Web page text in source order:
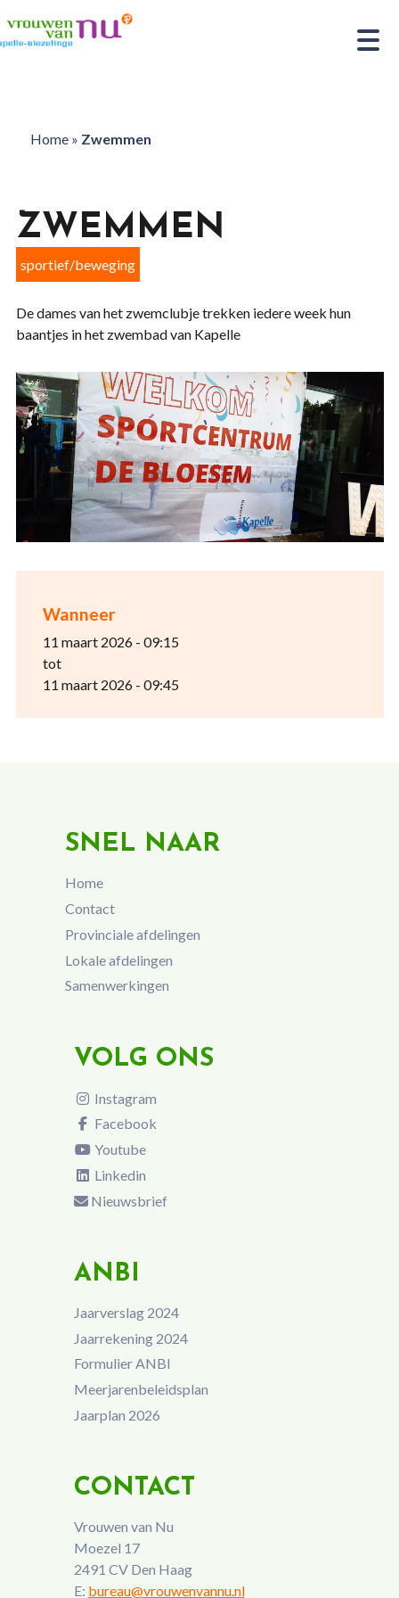
Home» Zwemmen
Wanneer
11 maart 2026 - 09:15
tot
11 maart 2026 - 09:45
ZWEMMEN
sportief/beweging
De dames van het zwemclubje trekken iedere week hun
baantjes in het zwembad van Kapelle
SNEL NAAR
Home
Contact
Provinciale afdelingen
Lokale afdelingen
Samenwerkingen
VOLG ONS
Instagram
Facebook
Youtube
Linkedin
Nieuwsbrief
ANBI
Jaarverslag 2024
Jaarrekening 2024
Formulier ANBI
Meerjarenbeleidsplan
Jaarplan 2026
CONTACT
Vrouwen van Nu
Moezel 17
2491 CV Den Haag
E: bureau@vrouwenvannu.nl